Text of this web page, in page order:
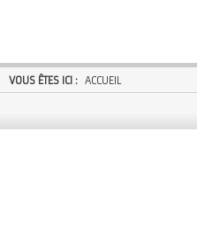
VOUS ÊTES ICI : ACCUEIL